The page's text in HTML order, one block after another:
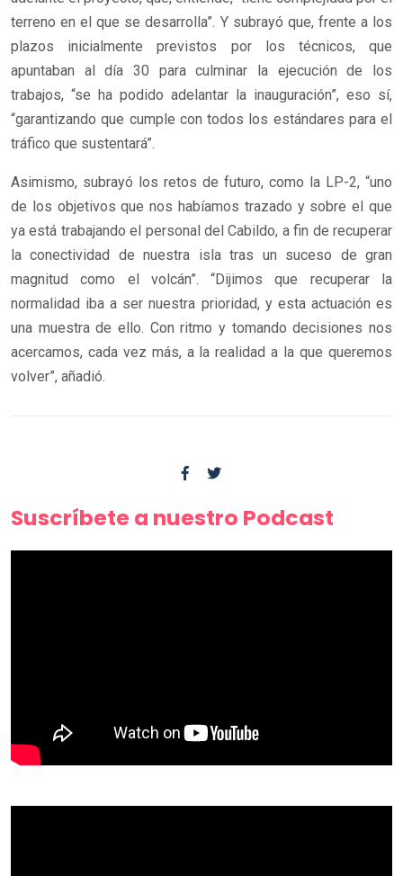
terreno en el que se desarrolla”. Y subrayó que, frente a los
plazos inicialmente previstos por los técnicos, que
apuntaban al día 30 para culminar la ejecución de los
trabajos, “se ha podido adelantar la inauguración”, eso sí,
“garantizando que cumple con todos los estándares para el
tráfico que sustentará”.
Asimismo, subrayó los retos de futuro, como la LP-2, “uno
de los objetivos que nos habíamos trazado y sobre el que
ya está trabajando el personal del Cabildo, a fin de recuperar
la conectividad de nuestra isla tras un suceso de gran
magnitud como el volcán”. “Dijimos que recuperar la
normalidad iba a ser nuestra prioridad, y esta actuación es
una muestra de ello. Con ritmo y tomando decisiones nos
acercamos, cada vez más, a la realidad a la que queremos
volver”, añadió.
Suscríbete a nuestro Podcast